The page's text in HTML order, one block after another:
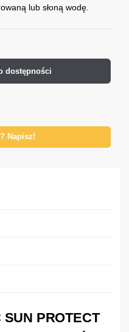
lub słoną wodę.
dostępności
Napisz!
PROTECT